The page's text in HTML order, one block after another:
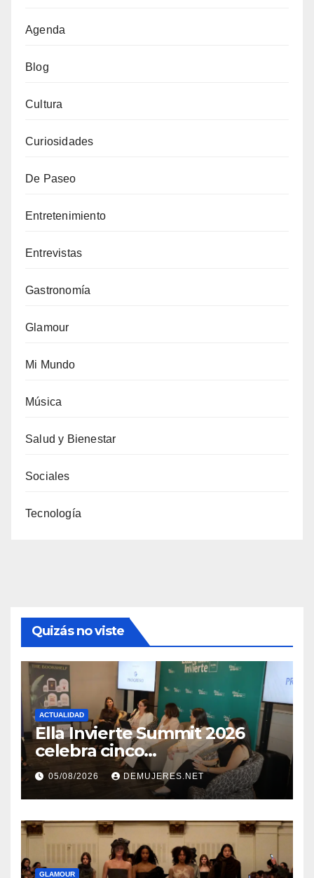
Agenda
Blog
Cultura
Curiosidades
De Paseo
Entretenimiento
Entrevistas
Gastronomía
Glamour
Mi Mundo
Música
Salud y Bienestar
Sociales
Tecnología
Quizás no viste
ACTUALIDAD
Ella Invierte Summit 2026
celebra cinco
añosimpulsando a las
mujeres a construir su
independencia financiera
05/08/2026 DEMUJERES.NET
GLAMOUR